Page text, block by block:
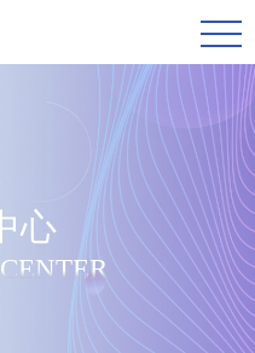
心